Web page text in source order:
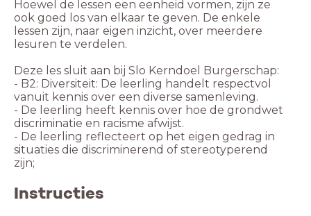
Hoewel de lessen een eenheid vormen, zijn ze
ook goed los van elkaar te geven. De enkele
lessen zijn, naar eigen inzicht, over meerdere
lesuren te verdelen.
Deze les sluit aan bij Slo Kerndoel Burgerschap:
- B2: Diversiteit: De leerling handelt respectvol
vanuit kennis over een diverse samenleving.
- De leerling heeft kennis over hoe de grondwet
discriminatie en racisme afwijst.
- De leerling reflecteert op het eigen gedrag in
situaties die discriminerend of stereotyperend
zijn;
Instructies